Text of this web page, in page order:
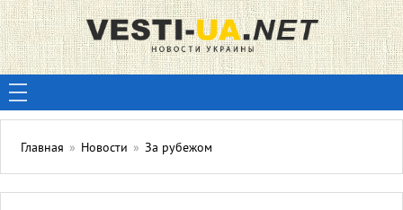
Главная » Новости » За рубежом